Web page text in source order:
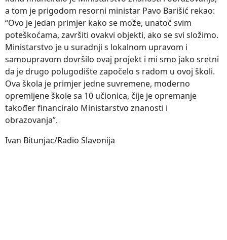
a tom je prigodom resorni ministar Pavo Barišić rekao:
“Ovo je jedan primjer kako se može, unatoč svim
poteškoćama, završiti ovakvi objekti, ako se svi složimo.
Ministarstvo je u suradnji s lokalnom upravom i
samoupravom dovršilo ovaj projekt i mi smo jako sretni
da je drugo polugodište započelo s radom u ovoj školi.
Ova škola je primjer jedne suvremene, moderno
opremljene škole sa 10 učionica, čije je opremanje
također financiralo Ministarstvo znanosti i
obrazovanja”.
Ivan Bitunjac/Radio Slavonija